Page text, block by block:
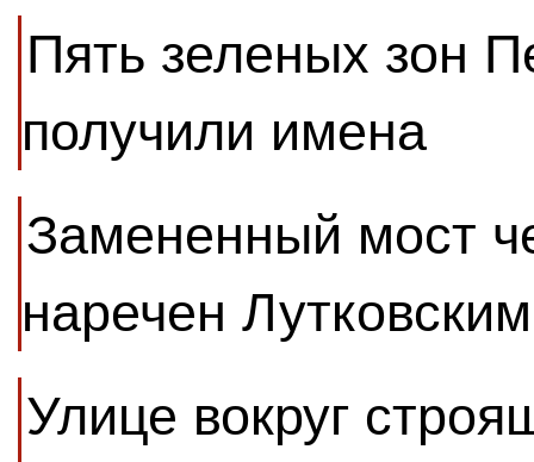
Пять зеленых зон
получили имена
Замененный мост
наречен Лутковским
Улице вокруг